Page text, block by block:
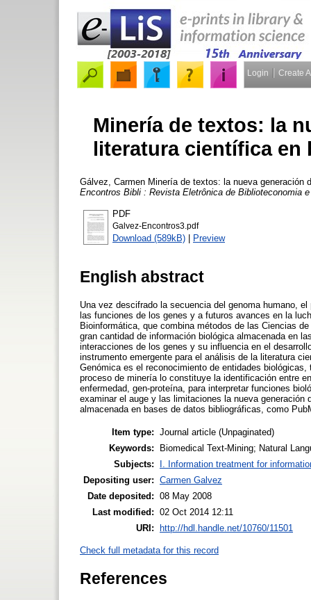
Login Create
Minería de textos: la
literatura científica en
Gálvez, Carmen Minería de textos: la nueva generación
Encontros Bibli : Revista Eletrônica de Biblioteconomia
PDF
Galvez-Encontros3.pdf
Download (589kB) | Preview
English abstract
Una vez descifrado la secuencia del genoma humano,
las funciones de los genes y a futuros avances en la
Bioinformática, que combina métodos de las Ciencias
gran cantidad de información biológica almacenada en
interacciones de los genes y su influencia en el
instrumento emergente para el análisis de la literatura
Genómica es el reconocimiento de entidades
proceso de minería lo constituye la identificación entre
enfermedad, gen-proteína, para interpretar funciones
examinar el auge y las limitaciones la nueva
almacenada en bases de datos bibliográficas, como
Item type: Journal article (Unpaginated)
Keywords:
Biomedical Text-Mining; Natural
Subjects:
I. Information treatment for
Depositing user: Carmen Galvez
Date deposited: 08 May 2008
Last modified: 02 Oct 2014 12:11
URI: http://hdl.handle.net/10760/11501
Check full metadata for this record
References